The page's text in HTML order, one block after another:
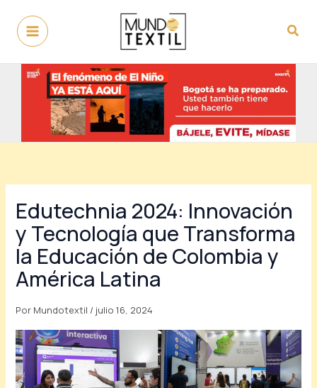
contenido
Edutechnia 2024: Innovación
y Tecnología que Transforma
la Educación de Colombia y
América Latina
Por Mundotextil / julio 16, 2024